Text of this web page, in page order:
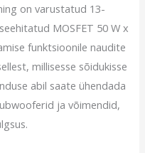
on varustatud 13-
MOSFET 50 W x
funktsioonile naudite
millisesse sõidukisse
abil saate ühendada
ja võimendid,